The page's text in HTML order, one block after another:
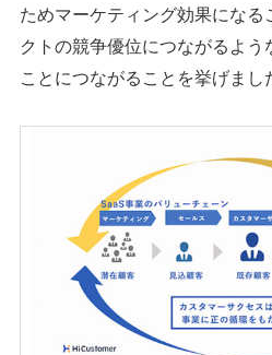
ためマーケティング効果にな
クトの競争優位につながるよう
ことにつながることを挙げまし